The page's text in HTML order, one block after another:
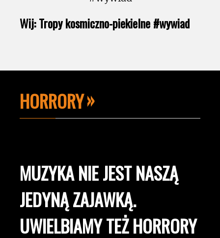
Wij: Tropy kosmiczno-piekielne #wywiad
HORRORY
MUZYKA NIE JEST NASZĄ
JEDYNĄ ZAJAWKĄ.
UWIELBIAMY TEŻ HORRORY